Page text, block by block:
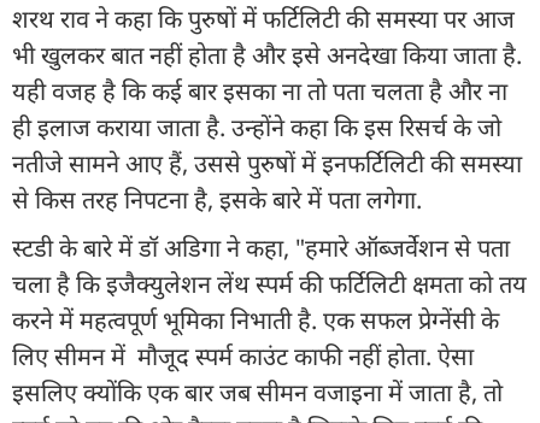
शरथ राव ने कहा कि पुरुषों में फर्टिलिटी की समस्या पर आज
भी खुलकर बात नहीं होता है और इसे अनदेखा किया जाता है.
यही वजह है कि कई बार इसका ना तो पता चलता है और ना
ही इलाज कराया जाता है. उन्होंने कहा कि इस रिसर्च के जो
नतीजे सामने आए हैं, उससे पुरुषों में इनफर्टिलिटी की समस्या
से किस तरह निपटना है, इसके बारे में पता लगेगा.
स्टडी के बारे में डॉ अडिगा ने कहा, "हमारे ऑब्जर्वेशन से पता
चला है कि इजैक्‍युलेशन लेंथ स्पर्म की फर्टिलिटी क्षमता को तय
करने में महत्वपूर्ण भूमिका निभाती है. एक सफल प्रेग्नेंसी के
लिए सीमन में मौजूद स्पर्म काउंट काफी नहीं होता. ऐसा
इसलिए क्योंकि एक बार जब सीमन वजाइना में जाता है, तो